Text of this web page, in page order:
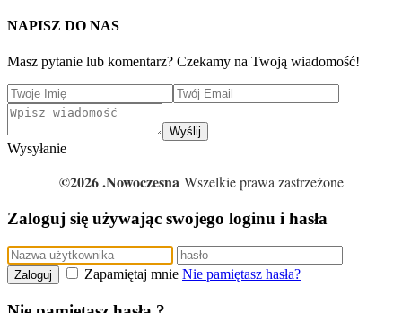
NAPISZ DO NAS
Masz pytanie lub komentarz? Czekamy na Twoją wiadomość!
Wyślij
Wysyłanie
©2026 .Nowoczesna Wszelkie prawa zastrzeżone
Zaloguj się używając swojego loginu i hasła
Zaloguj Zapamiętaj mnie Nie pamiętasz hasła?